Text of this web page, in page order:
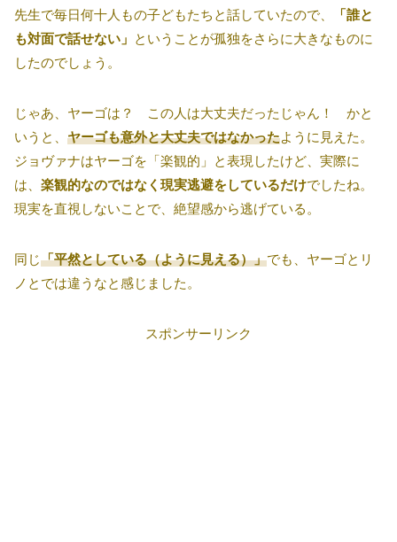
先生で毎日何十人もの子どもたちと話していたので、
「誰と
も対面で話せない」 ということが孤独をさらに大きなものに
したのでしょう。
じゃあ、ヤーゴは？ この人は大丈夫だったじゃん！ かと
いうと、 ヤーゴも意外と大丈夫ではなかったように見えた。
ジョヴァナはヤーゴを「楽観的」と表現したけど、実際に
は、 楽観的なのではなく現実逃避をしているだけでしたね。
現実を直視しないことで、絶望感から逃げている。
同じ「平然としている（ように見える）」でも、ヤーゴとリ
ノとでは違うなと感じました。
スポンサーリンク